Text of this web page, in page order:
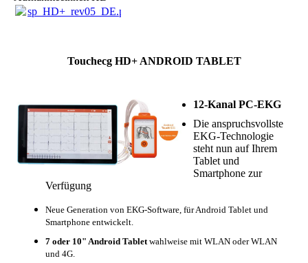
sp_HD+_rev05_DE.pdf
Touchecg HD+ ANDROID TABLET
12-Kanal PC-EKG
Die anspruchsvollste
EKG-Technologie
steht nun auf Ihrem
Tablet und
Smartphone zur
Verfügung
Neue Generation von EKG-Software, für Android Tablet und
Smartphone entwickelt.
7 oder 10" Android Tabletwahlweise mit WLAN oder WLAN
und 4G.